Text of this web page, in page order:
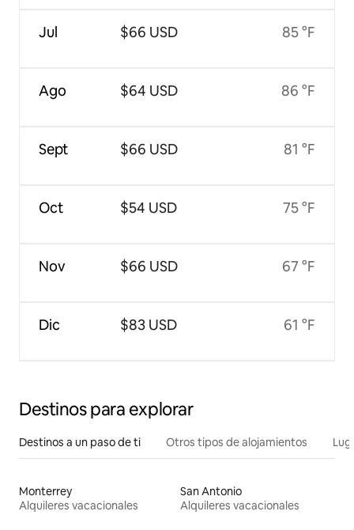
Jul
Ago
Sept
Oct
Nov
Dic
$66 USD
$64 USD
$66 USD
$54 USD
$66 USD
$83 USD
85 °F
86 °F
81 °F
75 °F
67 °F
61 °F
Destinos para explorar
Destinos a un paso de ti Otros tipos de alojamientos
Monterrey
Alquileres vacacionales
San Antonio
Alquileres vacacionales